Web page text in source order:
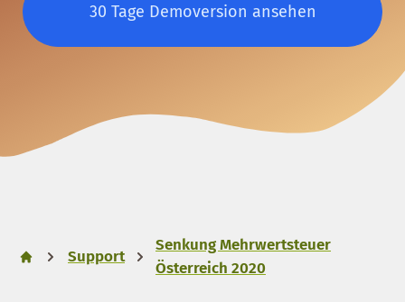
30 Tage Demoversion ansehen
Support
Senkung Mehrwertsteuer
Österreich 2020